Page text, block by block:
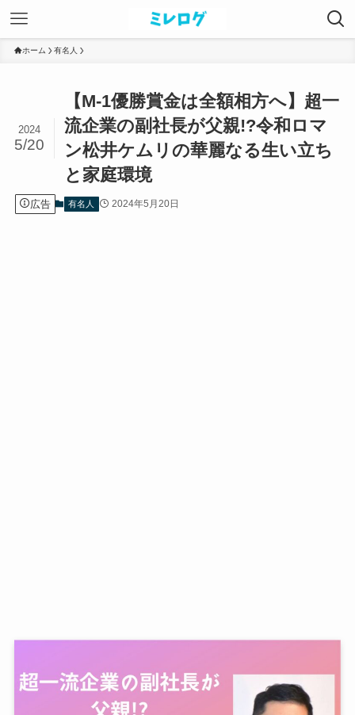
ホーム 有名人
【M-1優勝賞金は全額相方へ】超一
流企業の副社長が父親!?令和ロマ
ン松井ケムリの華麗なる生い立ち
と家庭環境
2024
5/20
広告 有名人 2024年5月20日